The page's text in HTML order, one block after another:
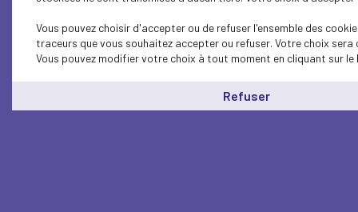
Vous pouvez choisir d'accepter ou de refuser l'ensemble des
traceurs que vous souhaitez accepter ou refuser. Votre choix
Vous pouvez modifier votre choix à tout moment en cliquant sur le
Refuser